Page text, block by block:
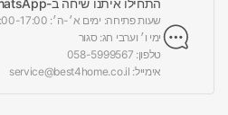
התחילו איתנו שיחה ב-WhatsApp
שעות פתיחה: ימים א׳-ה׳: 09:00-17:00
ימי ו׳ וערבי חג: סגור
טלפון: 058-5999567
אימייל: service@best4home.co.il